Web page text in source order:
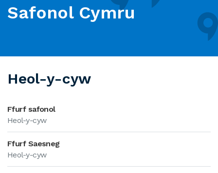
Safonol Cymru
Heol-y-cyw
Ffurf safonol
Heol-y-cyw
Ffurf Saesneg
Heol-y-cyw